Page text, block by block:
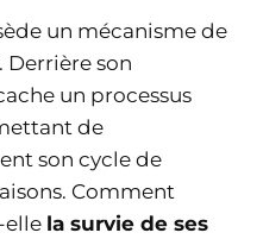
un mécanisme de
son
un processus
de
son cycle de
Comment
elle la survie de ses